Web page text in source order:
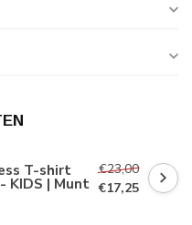
T-shirt
KIDS | Munt
€23,00
€17,25